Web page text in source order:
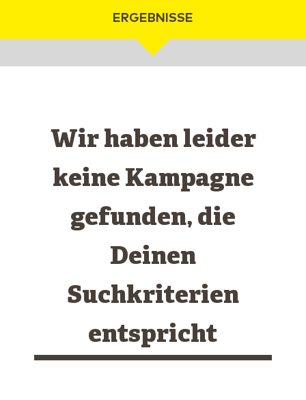
ERGEBNISSE
Wir haben leider
keine Kampagne
gefunden, die
Deinen
Suchkriterien
entspricht